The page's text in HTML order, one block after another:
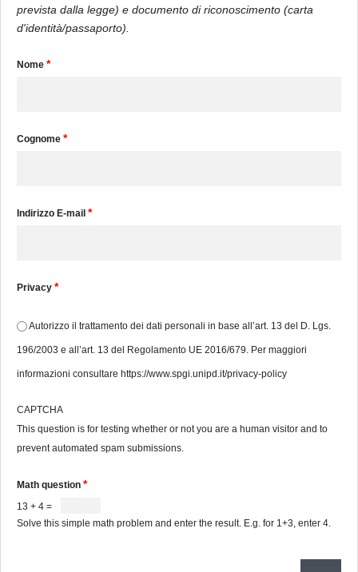
prevista dalla legge) e documento di riconoscimento (carta
d'identità/passaporto).
Nome *
Cognome *
Indirizzo E-mail *
Privacy *
Autorizzo il trattamento dei dati personali in base all’art. 13 del D. Lgs.
196/2003 e all’art. 13 del Regolamento UE 2016/679. Per maggiori
informazioni consultare https://www.spgi.unipd.it/privacy-policy
CAPTCHA
This question is for testing whether or not you are a human visitor and to
prevent automated spam submissions.
Math question *
13 + 4 =
Solve this simple math problem and enter the result. E.g. for 1+3, enter 4.